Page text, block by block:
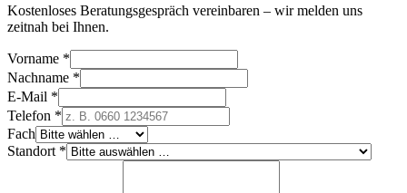
Kostenloses Beratungsgespräch vereinbaren – wir melden uns
zeitnah bei Ihnen.
Vorname *
Nachname *
E-Mail *
Telefon *
Fach
Standort *